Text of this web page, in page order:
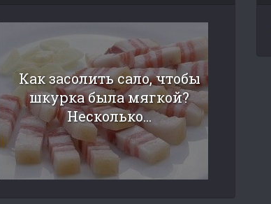
Как засолить сало, чтобы
шкурка была мягкой?
Несколько...